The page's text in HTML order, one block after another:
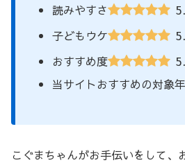
読みやすさ
子どもウケ
おすすめ度
当サイトおすすめの対象
こぐまちゃんがお手伝いをして、